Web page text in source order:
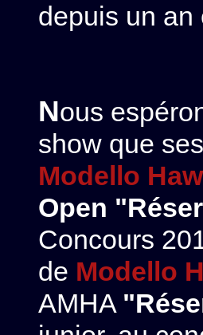
depuis un an
Nous espérons pour elle les mêmes succès en
show que
Modello
Open
Concours
de Modello
AMHA